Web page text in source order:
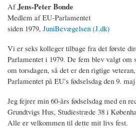
AfJens-Peter Bonde
Medlem af EU-Parlamentet
siden 1979, JuniBevægelsen (J.dk)
Vi er seks kolleger tilbage fra det første
Parlamentet i 1979. De fem blev valgt om
om torsdagen, så det er den rigtige
Parlamentet på EU's fødselsdag den 9.
Jeg fejrer min 60-års fødselsdag med en
Grundtvigs Hus, Studiestræde 38 i
Alle er velkommen til dette mit livs fest.